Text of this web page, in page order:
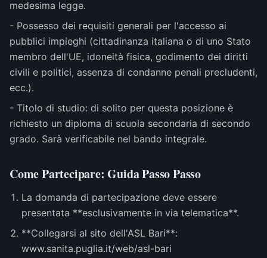
medesima legge.
- Possesso dei requisiti generali per l'accesso ai
pubblici impieghi (cittadinanza italiana o di uno Stato
membro dell'UE, idoneità fisica, godimento dei diritti
civili e politici, assenza di condanne penali precludenti,
ecc.).
- Titolo di studio: di solito per questa posizione è
richiesto un diploma di scuola secondaria di secondo
grado. Sarà verificabile nel bando integrale.
Come Partecipare: Guida Passo Passo
La domanda di partecipazione deve essere
presentata **esclusivamente in via telematica**.
**Collegarsi al sito dell'ASL Bari**:
www.sanita.puglia.it/web/asl-bari